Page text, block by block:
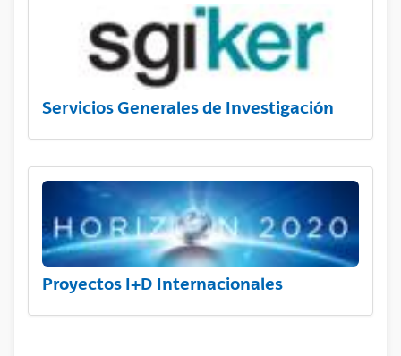
Servicios Generales de Investigación
Proyectos I+D Internacionales